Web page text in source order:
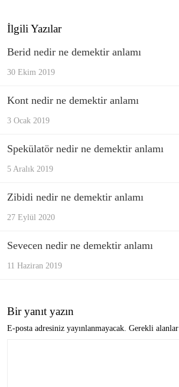
İlgili Yazılar
Berid nedir ne demektir anlamı
30 Ekim 2019
Kont nedir ne demektir anlamı
3 Ocak 2019
Spekülatör nedir ne demektir anlamı
5 Aralık 2019
Zibidi nedir ne demektir anlamı
27 Eylül 2020
Sevecen nedir ne demektir anlamı
11 Haziran 2019
Bir yanıt yazın
E-posta adresiniz yayınlanmayacak. Gerekli alanlar